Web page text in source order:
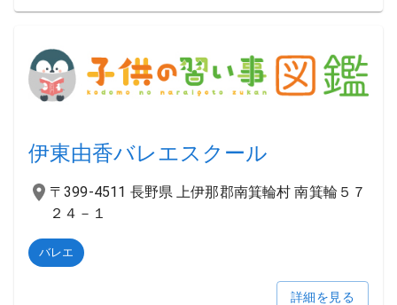
伊東由香バレエスクール
〒399-4511 長野県 上伊那郡南箕輪村 南箕輪５７
２４－１
バレエ
詳細を見る